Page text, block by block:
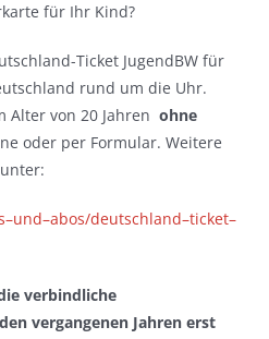
für Ihr Kind?
Ticket JugendBW für
rund um die Uhr.
Alter von 20 Jahren ohne
oder per Formular. Weitere
–und–abos/deutschland–ticket–
verbindliche
vergangenen Jahren erst